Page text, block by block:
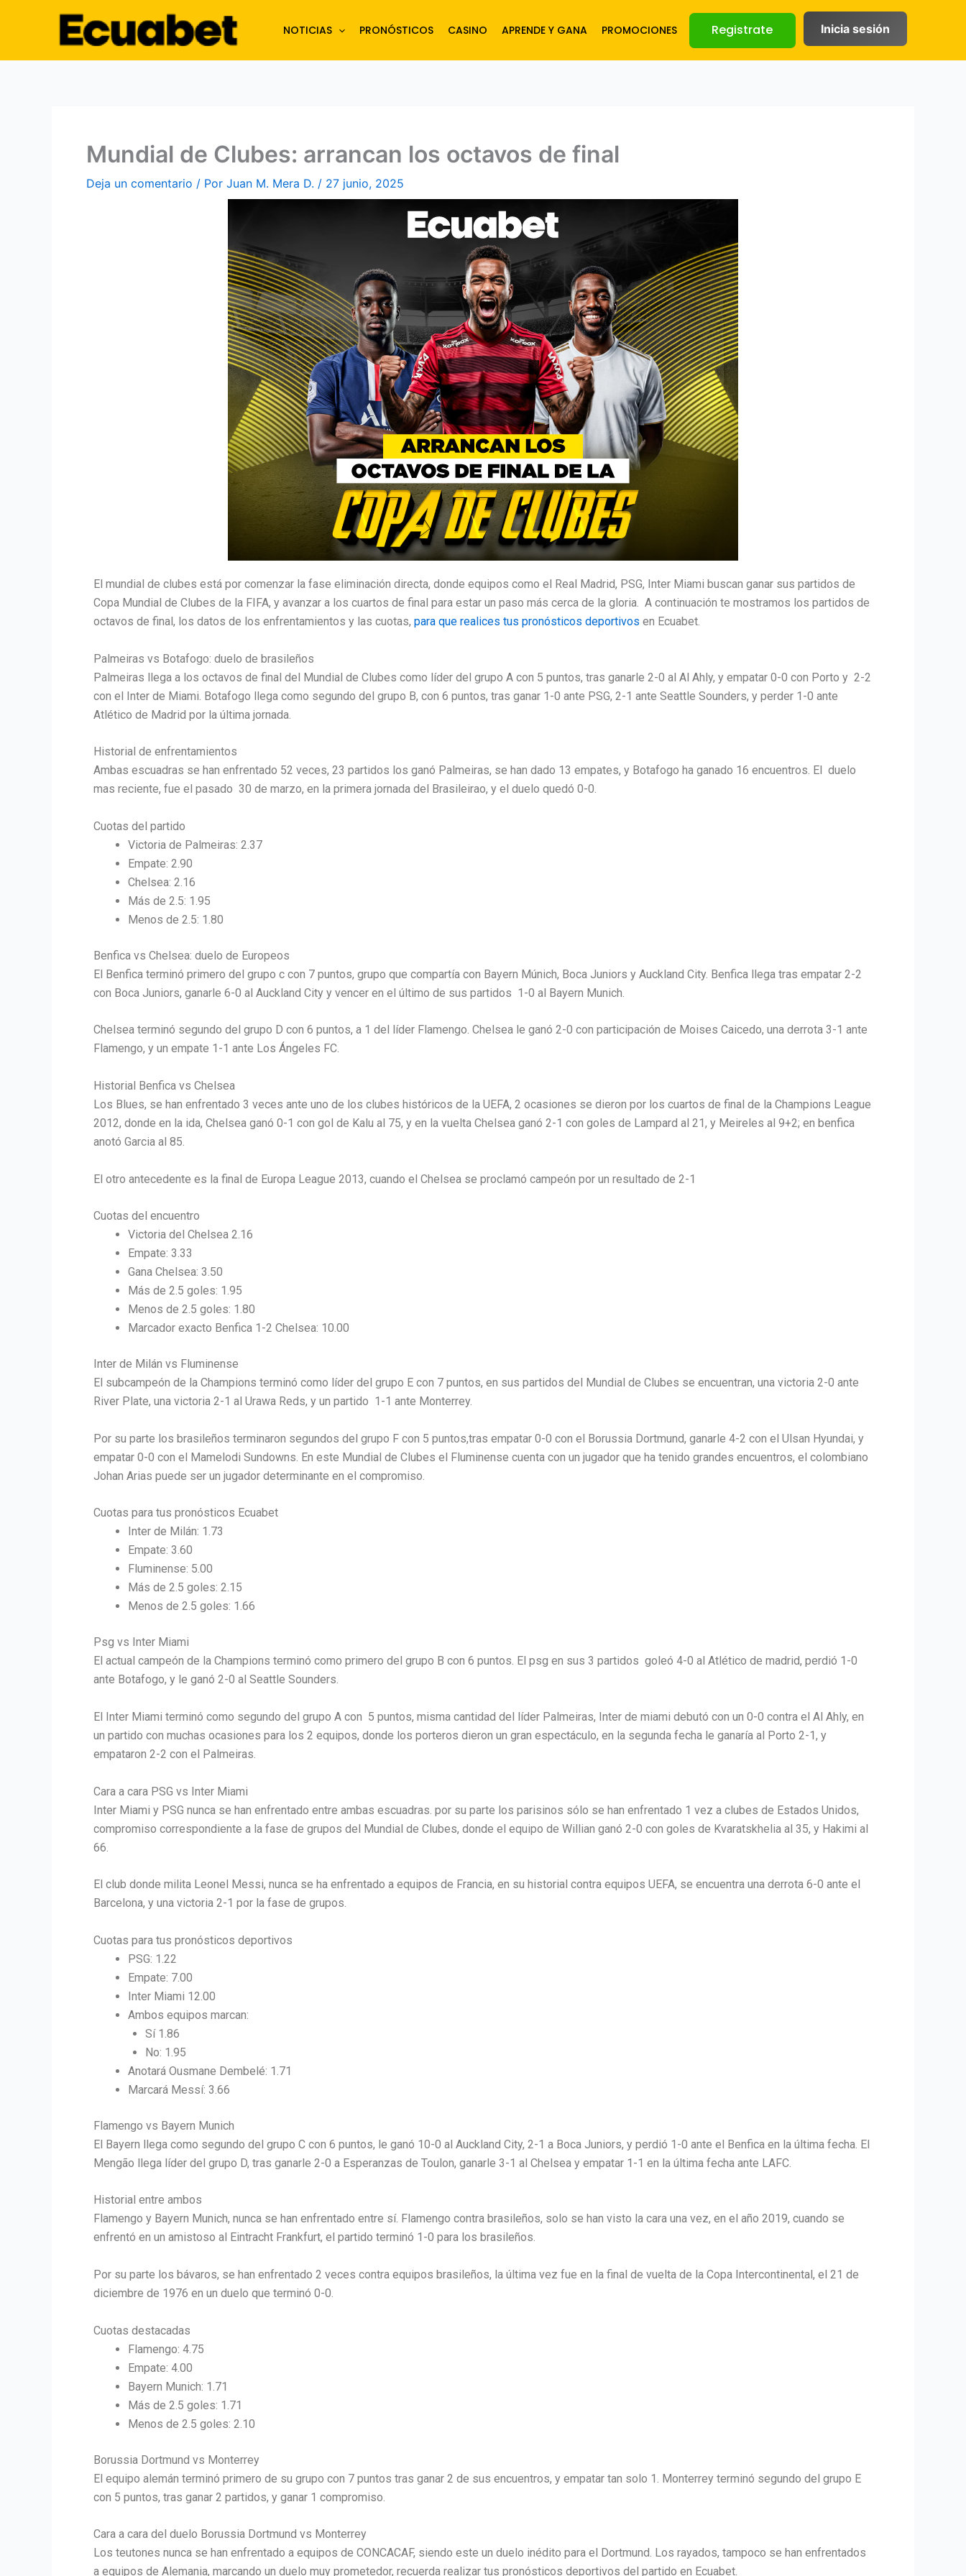
NOTICIAS PRONÓSTICOS CASINO APRENDE Y GANA PROMOCIONES Registrate Inicia sesión
Mundial de Clubes: arrancan los octavos de final
Deja un comentario / Por Juan M. Mera D. / 27 junio, 2025
El mundial de clubes está por comenzar la fase eliminación directa, donde equipos como el Real Madrid, PSG, Inter Miami buscan ganar sus partidos de
Copa Mundial de Clubes de la FIFA, y avanzar a los cuartos de final para estar un paso más cerca de la gloria. A continuación te mostramos los partidos de
octavos de final, los datos de los enfrentamientos y las cuotas, para que realices tus pronósticos deportivos en Ecuabet.
Palmeiras vs Botafogo: duelo de brasileños
Palmeiras llega a los octavos de final del Mundial de Clubes como líder del grupo A con 5 puntos, tras ganarle 2-0 al Al Ahly, y empatar 0-0 con Porto y 2-2
con el Inter de Miami. Botafogo llega como segundo del grupo B, con 6 puntos, tras ganar 1-0 ante PSG, 2-1 ante Seattle Sounders, y perder 1-0 ante
Atlético de Madrid por la última jornada.
Historial de enfrentamientos
Ambas escuadras se han enfrentado 52 veces, 23 partidos los ganó Palmeiras, se han dado 13 empates, y Botafogo ha ganado 16 encuentros. El duelo
mas reciente, fue el pasado 30 de marzo, en la primera jornada del Brasileirao, y el duelo quedó 0-0.
Cuotas del partido
Victoria de Palmeiras: 2.37
Empate: 2.90
Chelsea: 2.16
Más de 2.5: 1.95
Menos de 2.5: 1.80
Benfica vs Chelsea: duelo de Europeos
El Benfica terminó primero del grupo c con 7 puntos, grupo que compartía con Bayern Múnich, Boca Juniors y Auckland City. Benfica llega tras empatar 2-2
con Boca Juniors, ganarle 6-0 al Auckland City y vencer en el último de sus partidos 1-0 al Bayern Munich.
Chelsea terminó segundo del grupo D con 6 puntos, a 1 del líder Flamengo. Chelsea le ganó 2-0 con participación de Moises Caicedo, una derrota 3-1 ante
Flamengo, y un empate 1-1 ante Los Ángeles FC.
Historial Benfica vs Chelsea
Los Blues, se han enfrentado 3 veces ante uno de los clubes históricos de la UEFA, 2 ocasiones se dieron por los cuartos de final de la Champions League
2012, donde en la ida, Chelsea ganó 0-1 con gol de Kalu al 75, y en la vuelta Chelsea ganó 2-1 con goles de Lampard al 21, y Meireles al 9+2; en benfica
anotó Garcia al 85.
El otro antecedente es la final de Europa League 2013, cuando el Chelsea se proclamó campeón por un resultado de 2-1
Cuotas del encuentro
Victoria del Chelsea 2.16
Empate: 3.33
Gana Chelsea: 3.50
Más de 2.5 goles: 1.95
Menos de 2.5 goles: 1.80
Marcador exacto Benfica 1-2 Chelsea: 10.00
Inter de Milán vs Fluminense
El subcampeón de la Champions terminó como líder del grupo E con 7 puntos, en sus partidos del Mundial de Clubes se encuentran, una victoria 2-0 ante
River Plate, una victoria 2-1 al Urawa Reds, y un partido 1-1 ante Monterrey.
Por su parte los brasileños terminaron segundos del grupo F con 5 puntos,tras empatar 0-0 con el Borussia Dortmund, ganarle 4-2 con el Ulsan Hyundai, y
empatar 0-0 con el Mamelodi Sundowns. En este Mundial de Clubes el Fluminense cuenta con un jugador que ha tenido grandes encuentros, el colombiano
Johan Arias puede ser un jugador determinante en el compromiso.
Cuotas para tus pronósticos Ecuabet
Inter de Milán: 1.73
Empate: 3.60
Fluminense: 5.00
Más de 2.5 goles: 2.15
Menos de 2.5 goles: 1.66
Psg vs Inter Miami
El actual campeón de la Champions terminó como primero del grupo B con 6 puntos. El psg en sus 3 partidos goleó 4-0 al Atlético de madrid, perdió 1-0
ante Botafogo, y le ganó 2-0 al Seattle Sounders.
El Inter Miami terminó como segundo del grupo A con 5 puntos, misma cantidad del líder Palmeiras, Inter de miami debutó con un 0-0 contra el Al Ahly, en
un partido con muchas ocasiones para los 2 equipos, donde los porteros dieron un gran espectáculo, en la segunda fecha le ganaría al Porto 2-1, y
empataron 2-2 con el Palmeiras.
Cara a cara PSG vs Inter Miami
Inter Miami y PSG nunca se han enfrentado entre ambas escuadras. por su parte los parisinos sólo se han enfrentado 1 vez a clubes de Estados Unidos,
compromiso correspondiente a la fase de grupos del Mundial de Clubes, donde el equipo de Willian ganó 2-0 con goles de Kvaratskhelia al 35, y Hakimi al
66.
El club donde milita Leonel Messi, nunca se ha enfrentado a equipos de Francia, en su historial contra equipos UEFA, se encuentra una derrota 6-0 ante el
Barcelona, y una victoria 2-1 por la fase de grupos.
Cuotas para tus pronósticos deportivos
PSG: 1.22
Empate: 7.00
Inter Miami 12.00
Ambos equipos marcan:
Sí 1.86
No: 1.95
Anotará Ousmane Dembelé: 1.71
Marcará Messí: 3.66
Flamengo vs Bayern Munich
El Bayern llega como segundo del grupo C con 6 puntos, le ganó 10-0 al Auckland City, 2-1 a Boca Juniors, y perdió 1-0 ante el Benfica en la última fecha. El
Mengão llega líder del grupo D, tras ganarle 2-0 a Esperanzas de Toulon, ganarle 3-1 al Chelsea y empatar 1-1 en la última fecha ante LAFC.
Historial entre ambos
Flamengo y Bayern Munich, nunca se han enfrentado entre sí. Flamengo contra brasileños, solo se han visto la cara una vez, en el año 2019, cuando se
enfrentó en un amistoso al Eintracht Frankfurt, el partido terminó 1-0 para los brasileños.
Por su parte los bávaros, se han enfrentado 2 veces contra equipos brasileños, la última vez fue en la final de vuelta de la Copa Intercontinental, el 21 de
diciembre de 1976 en un duelo que terminó 0-0.
Cuotas destacadas
Flamengo: 4.75
Empate: 4.00
Bayern Munich: 1.71
Más de 2.5 goles: 1.71
Menos de 2.5 goles: 2.10
Borussia Dortmund vs Monterrey
El equipo alemán terminó primero de su grupo con 7 puntos tras ganar 2 de sus encuentros, y empatar tan solo 1. Monterrey terminó segundo del grupo E
con 5 puntos, tras ganar 2 partidos, y ganar 1 compromiso.
Cara a cara del duelo Borussia Dortmund vs Monterrey
Los teutones nunca se han enfrentado a equipos de CONCACAF, siendo este un duelo inédito para el Dortmund. Los rayados, tampoco se han enfrentados
a equipos de Alemania, marcando un duelo muy prometedor, recuerda realizar tus pronósticos deportivos del partido en Ecuabet.